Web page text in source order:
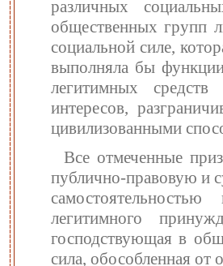
различных
общественных групп
социальной силе,
выполняла бы
легитимных средств
интересов,
цивилизованными
Все отмеченные
публично-правовую и
легитимного
господствующая в
сила, обособленная от